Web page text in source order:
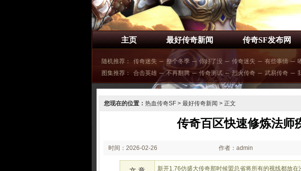
主页 最好传奇新闻 传奇SF发布网
随机推荐： 传奇迷失 ─ 整个冬季 ─ 你好了没 ─ 传奇迷失 ─ 有些事情 ─
图集推荐：
合击英雄 ─ 不再翻腾 ─ 传奇测试 ─ 烈火传奇 ─ 武易传奇 ─
您现在的位置： 热血传奇SF > 最好传奇新闻 > 正文
传奇百区快速修炼法师
时间：2026-02-26
02:02
作者：admin
新开1.76仿盛大传奇那时候盟总省将所有的视线都放